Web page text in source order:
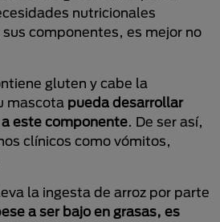
nutricionales
componentes, es mejor no
gluten y cabe la
mascota pueda desarrollar
este componente. De ser así,
clínicos como vómitos,
la ingesta de arroz por parte
a ser bajo en grasas, es